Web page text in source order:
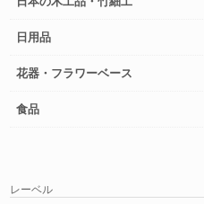
日用品
花器・フラワーベース
食品
レーベル